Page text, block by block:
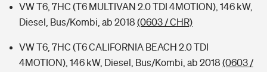
VW T6, 7HC (T6 MULTIVAN 2.0 TDI 4MOTION), 146 kW,
Diesel, Bus/Kombi, ab 2018 (0603 / CHR)
VW T6, 7HC (T6 CALIFORNIA BEACH 2.0 TDI
4MOTION), 146 kW, Diesel, Bus/Kombi, ab 2018 (0603 /